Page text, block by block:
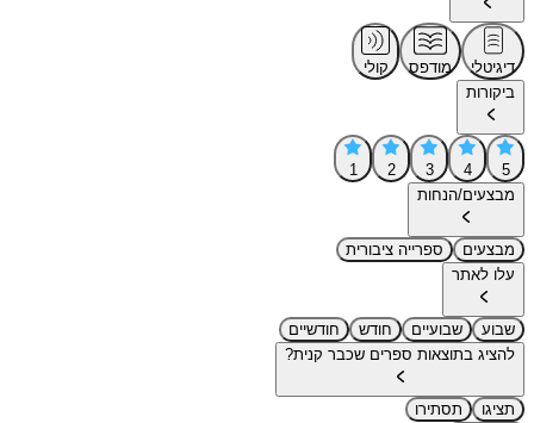
דיגיטלי מודפס
קולי
ביקורות
5
4
3
2
1
מבצעים/הנחות
מבצעים
ספרייה ציבורית
עלו לאתר
שבוע שבועיים חודש
חודשיים
להציג בתוצאות ספרים שכבר קנית?
תציגו
תסתירו